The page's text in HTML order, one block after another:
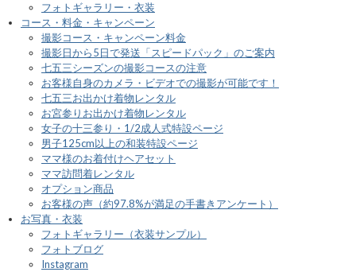
フォトギャラリー・衣装
コース・料金・キャンペーン
撮影コース・キャンペーン料金
撮影日から5日で発送「スピードパック」のご案内
七五三シーズンの撮影コースの注意
お客様自身のカメラ・ビデオでの撮影が可能です！
七五三お出かけ着物レンタル
お宮参りお出かけ着物レンタル
女子の十三参り・1/2成人式特設ページ
男子125cm以上の和装特設ページ
ママ様のお着付けヘアセット
ママ訪問着レンタル
オプション商品
お客様の声（約97.8%が満足の手書きアンケート）
お写真・衣装
フォトギャラリー（衣装サンプル）
フォトブログ
Instagram